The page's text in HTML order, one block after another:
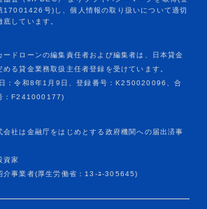
ードローンの編集責任者および編集者は、日本貸金
める貸金業務取扱主任者登録を受けています。
：令和8年1月9日、登録番号：K250020096、合
：F241000177)
会社は金融庁をはじめとする政府機関への届出済事
資家
介事業者(厚生労働省：13-ﾕ-305645)